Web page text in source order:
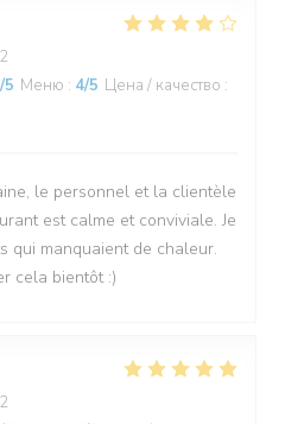
/5 Меню : 4/5 Цена / качество :
le personnel et la clientèle
est calme et conviviale. Je
qui manquaient de chaleur.
cela bientôt :)